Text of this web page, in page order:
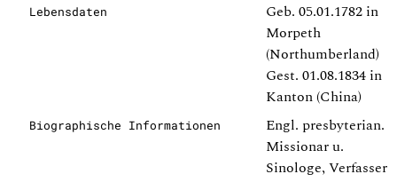
Lebensdaten
Geb. 05.01.1782 in
Morpeth
(Northumberland)
Gest. 01.08.1834 in
Kanton (China)
Biographische Informationen
Engl. presbyterian.
Missionar u.
Sinologe, Verfasser